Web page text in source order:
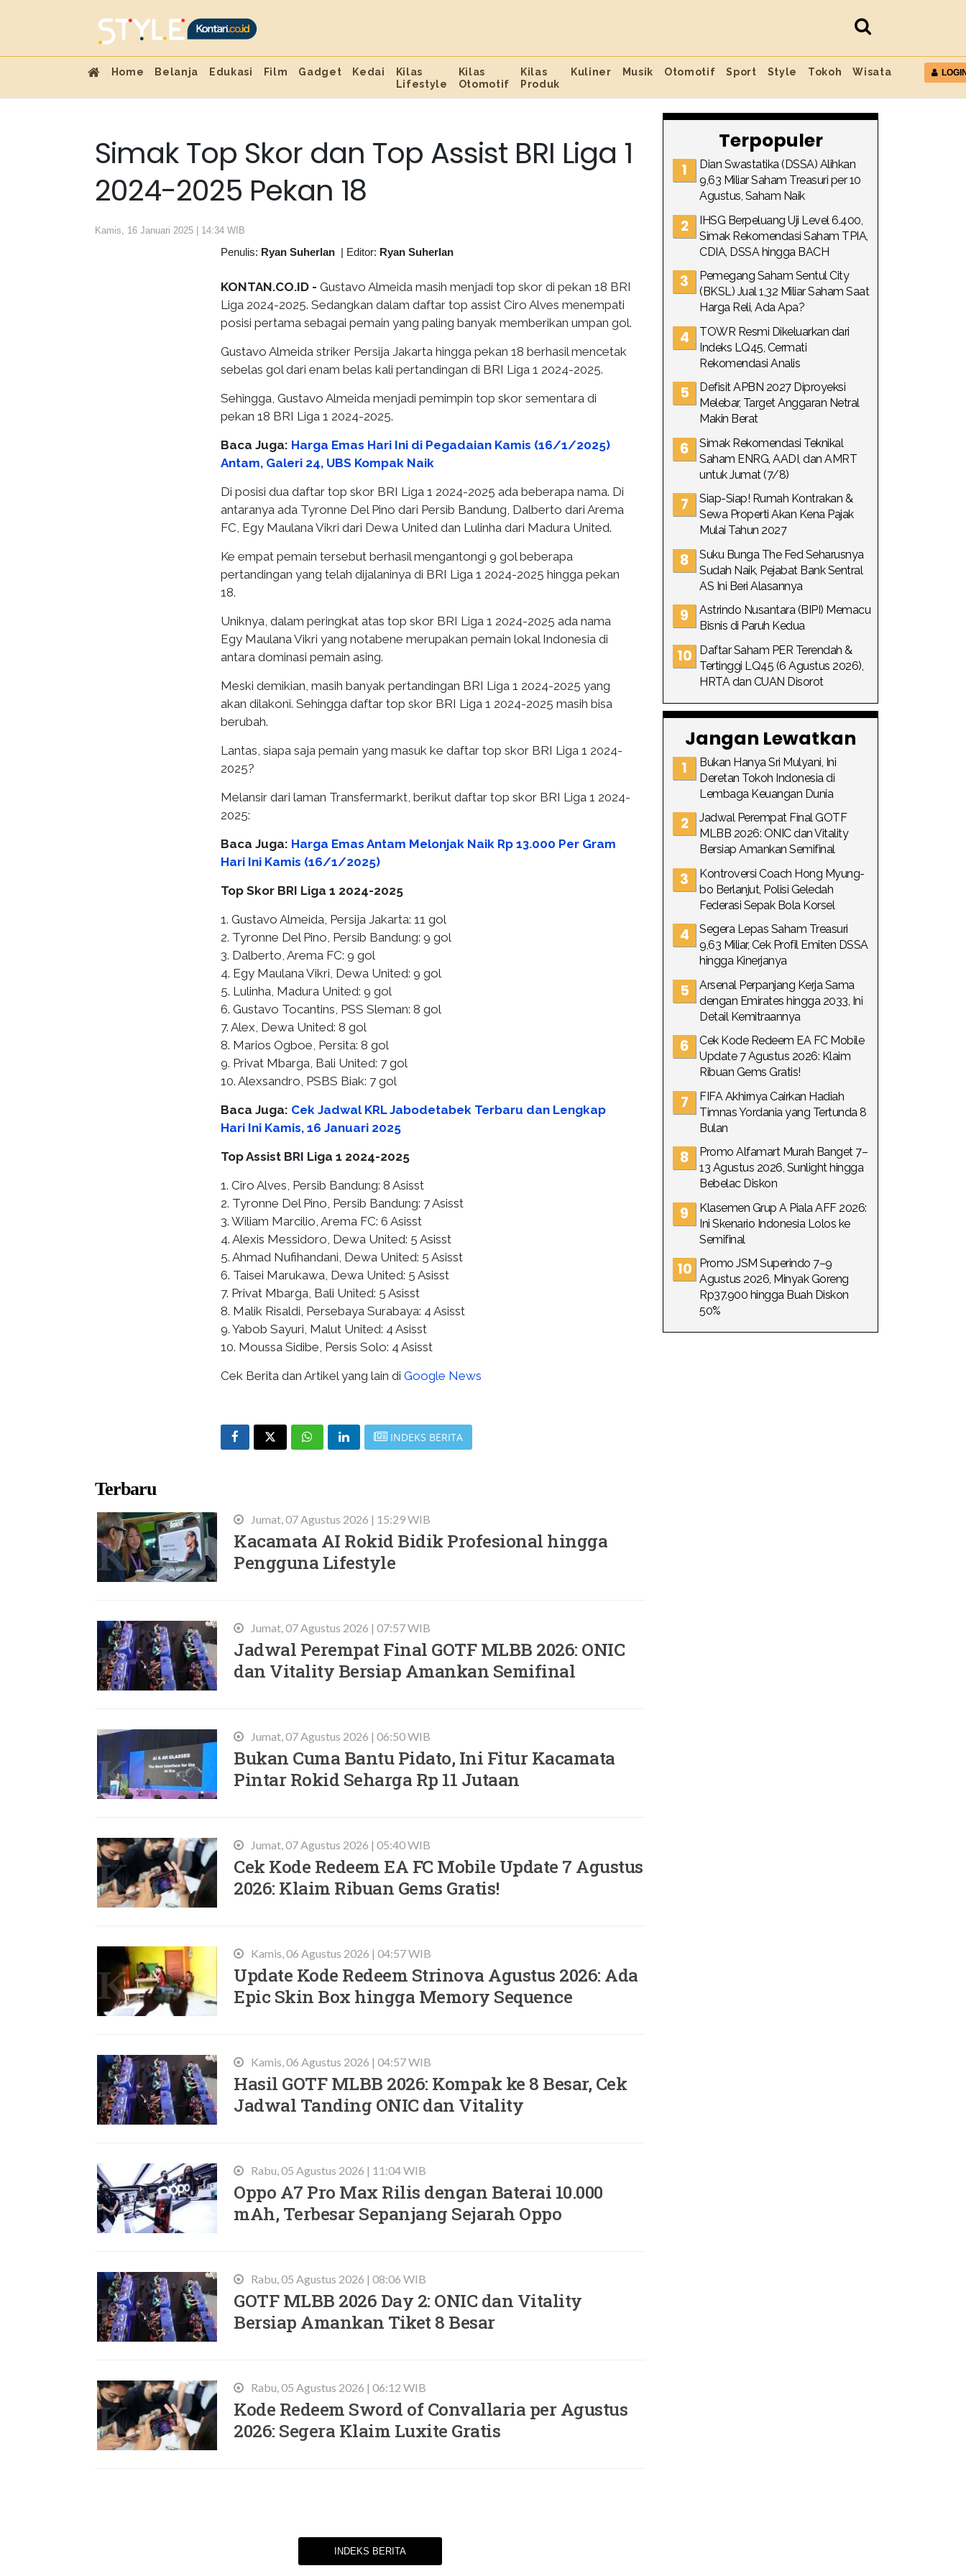
Home Belanja Edukasi Film Gadget Kedai
Kilas
Lifestyle
Kilas
Otomotif
Kilas
Produk
Kuliner Musik Otomotif Sport Style Tokoh Wisata
Simak Top Skor dan Top Assist BRI Liga 1
2024-2025 Pekan 18
Kamis, 16 Januari 2025 | 14:34 WIB
Penulis: Ryan Suherlan | Editor: Ryan Suherlan
KONTAN.CO.ID - Gustavo Almeida masih menjadi top skor di pekan 18 BRI
Liga 2024-2025. Sedangkan dalam daftar top assist Ciro Alves menempati
posisi pertama sebagai pemain yang paling banyak memberikan umpan gol.
Gustavo Almeida striker Persija Jakarta hingga pekan 18 berhasil mencetak
sebelas gol dari enam belas kali pertandingan di BRI Liga 1 2024-2025.
Sehingga, Gustavo Almeida menjadi pemimpin top skor sementara di
pekan 18 BRI Liga 1 2024-2025.
Baca Juga: Harga Emas Hari Ini di Pegadaian Kamis (16/1/2025)
Antam, Galeri 24, UBS Kompak Naik
Di posisi dua daftar top skor BRI Liga 1 2024-2025 ada beberapa nama. Di
antaranya ada Tyronne Del Pino dari Persib Bandung, Dalberto dari Arema
FC, Egy Maulana Vikri dari Dewa United dan Lulinha dari Madura United.
Ke empat pemain tersebut berhasil mengantongi 9 gol beberapa
pertandingan yang telah dijalaninya di BRI Liga 1 2024-2025 hingga pekan
18.
Uniknya, dalam peringkat atas top skor BRI Liga 1 2024-2025 ada nama
Egy Maulana Vikri yang notabene merupakan pemain lokal Indonesia di
antara dominasi pemain asing.
Meski demikian, masih banyak pertandingan BRI Liga 1 2024-2025 yang
akan dilakoni. Sehingga daftar top skor BRI Liga 1 2024-2025 masih bisa
berubah.
Lantas, siapa saja pemain yang masuk ke daftar top skor BRI Liga 1 2024-
2025?
Melansir dari laman Transfermarkt, berikut daftar top skor BRI Liga 1 2024-
2025:
Baca Juga: Harga Emas Antam Melonjak Naik Rp 13.000 Per Gram
Hari Ini Kamis (16/1/2025)
Top Skor BRI Liga 1 2024-2025
1. Gustavo Almeida, Persija Jakarta: 11 gol
2. Tyronne Del Pino, Persib Bandung: 9 gol
3. Dalberto, Arema FC: 9 gol
4. Egy Maulana Vikri, Dewa United: 9 gol
5. Lulinha, Madura United: 9 gol
6. Gustavo Tocantins, PSS Sleman: 8 gol
7. Alex, Dewa United: 8 gol
8. Marios Ogboe, Persita: 8 gol
9. Privat Mbarga, Bali United: 7 gol
10. Alexsandro, PSBS Biak: 7 gol
Baca Juga: Cek Jadwal KRL Jabodetabek Terbaru dan Lengkap
Hari Ini Kamis, 16 Januari 2025
Top Assist BRI Liga 1 2024-2025
1. Ciro Alves, Persib Bandung: 8 Asisst
2. Tyronne Del Pino, Persib Bandung: 7 Asisst
3. Wiliam Marcilio, Arema FC: 6 Asisst
4. Alexis Messidoro, Dewa United: 5 Asisst
5. Ahmad Nufihandani, Dewa United: 5 Asisst
6. Taisei Marukawa, Dewa United: 5 Asisst
7. Privat Mbarga, Bali United: 5 Asisst
8. Malik Risaldi, Persebaya Surabaya: 4 Asisst
9. Yabob Sayuri, Malut United: 4 Asisst
10. Moussa Sidibe, Persis Solo: 4 Asisst
Cek Berita dan Artikel yang lain di Google News
INDEKS BERITA
Terbaru
Jumat, 07 Agustus 2026 | 15:29 WIB
Kacamata AI Rokid Bidik Profesional hingga
Pengguna Lifestyle
Jumat, 07 Agustus 2026 | 07:57 WIB
Jadwal Perempat Final GOTF MLBB 2026: ONIC
dan Vitality Bersiap Amankan Semifinal
Jumat, 07 Agustus 2026 | 06:50 WIB
Bukan Cuma Bantu Pidato, Ini Fitur Kacamata
Pintar Rokid Seharga Rp 11 Jutaan
Jumat, 07 Agustus 2026 | 05:40 WIB
Cek Kode Redeem EA FC Mobile Update 7 Agustus
2026: Klaim Ribuan Gems Gratis!
Kamis, 06 Agustus 2026 | 04:57 WIB
Update Kode Redeem Strinova Agustus 2026: Ada
Epic Skin Box hingga Memory Sequence
Kamis, 06 Agustus 2026 | 04:57 WIB
Hasil GOTF MLBB 2026: Kompak ke 8 Besar, Cek
Jadwal Tanding ONIC dan Vitality
Rabu, 05 Agustus 2026 | 11:04 WIB
Oppo A7 Pro Max Rilis dengan Baterai 10.000
mAh, Terbesar Sepanjang Sejarah Oppo
Rabu, 05 Agustus 2026 | 08:06 WIB
GOTF MLBB 2026 Day 2: ONIC dan Vitality
Bersiap Amankan Tiket 8 Besar
Rabu, 05 Agustus 2026 | 06:12 WIB
Kode Redeem Sword of Convallaria per Agustus
2026: Segera Klaim Luxite Gratis
INDEKS BERITA
Terpopuler
Dian Swastatika (DSSA) Alihkan
9,63 Miliar Saham Treasuri per 10
Agustus, Saham Naik
IHSG Berpeluang Uji Level 6.400,
Simak Rekomendasi Saham TPIA,
CDIA, DSSA hingga BACH
Pemegang Saham Sentul City
(BKSL) Jual 1,32 Miliar Saham Saat
Harga Reli, Ada Apa?
TOWR Resmi Dikeluarkan dari
Indeks LQ45, Cermati
Rekomendasi Analis
Defisit APBN 2027 Diproyeksi
Melebar, Target Anggaran Netral
Makin Berat
Simak Rekomendasi Teknikal
Saham ENRG, AADI, dan AMRT
untuk Jumat (7/8)
Siap-Siap! Rumah Kontrakan &
Sewa Properti Akan Kena Pajak
Mulai Tahun 2027
Suku Bunga The Fed Seharusnya
Sudah Naik, Pejabat Bank Sentral
AS Ini Beri Alasannya
Astrindo Nusantara (BIPI) Memacu
Bisnis di Paruh Kedua
Daftar Saham PER Terendah &
Tertinggi LQ45 (6 Agustus 2026),
HRTA dan CUAN Disorot
Jangan Lewatkan
Bukan Hanya Sri Mulyani, Ini
Deretan Tokoh Indonesia di
Lembaga Keuangan Dunia
Jadwal Perempat Final GOTF
MLBB 2026: ONIC dan Vitality
Bersiap Amankan Semifinal
Kontroversi Coach Hong Myung-
bo Berlanjut, Polisi Geledah
Federasi Sepak Bola Korsel
Segera Lepas Saham Treasuri
9,63 Miliar, Cek Profil Emiten DSSA
hingga Kinerjanya
Arsenal Perpanjang Kerja Sama
dengan Emirates hingga 2033, Ini
Detail Kemitraannya
Cek Kode Redeem EA FC Mobile
Update 7 Agustus 2026: Klaim
Ribuan Gems Gratis!
FIFA Akhirnya Cairkan Hadiah
Timnas Yordania yang Tertunda 8
Bulan
Promo Alfamart Murah Banget 7–
13 Agustus 2026, Sunlight hingga
Bebelac Diskon
Klasemen Grup A Piala AFF 2026:
Ini Skenario Indonesia Lolos ke
Semifinal
Promo JSM Superindo 7–9
Agustus 2026, Minyak Goreng
Rp37.900 hingga Buah Diskon
50%